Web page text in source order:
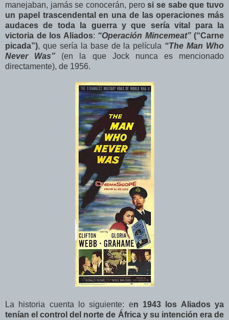
manejaban, jamás se conocerán, perosi se sabe que tuvo
un papel trascendental en una de las operaciones más
audaces de toda la guerra y que sería vital para la
victoria de los Aliados: “Operación Mincemeat” (“Carne
picada”), que sería la base de la película “The Man Who
Never Was” (en la que Jock nunca es mencionado
directamente), de 1956.
La historia cuenta lo siguiente: en 1943 los Aliados ya
tenían el control del norte de África y su intención era de